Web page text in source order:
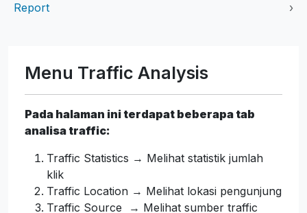
Report
›
Menu Traffic Analysis
Pada halaman ini terdapat beberapa tab
analisa traffic:
Traffic Statistics → Melihat statistik jumlah
klik
Traffic Location → Melihat lokasi pengunjung
Traffic Source → Melihat sumber traffic